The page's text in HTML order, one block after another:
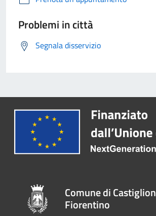
Problemi in città
Segnala disservizio
Comune di Castiglion
Fiorentino